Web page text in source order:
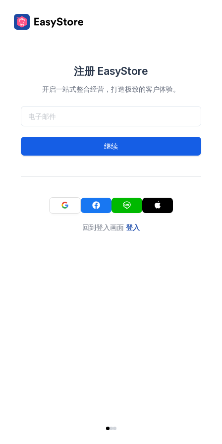
注册 EasyStore
开启一站式整合经营，打造极致的客户体验。
继续
回到登入画面 登入